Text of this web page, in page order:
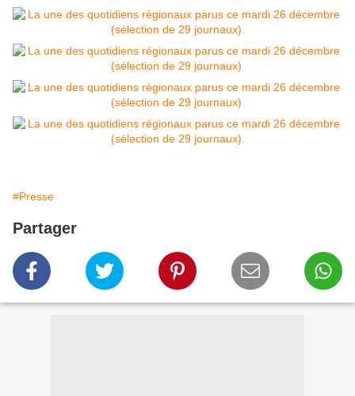
#Presse
Partager